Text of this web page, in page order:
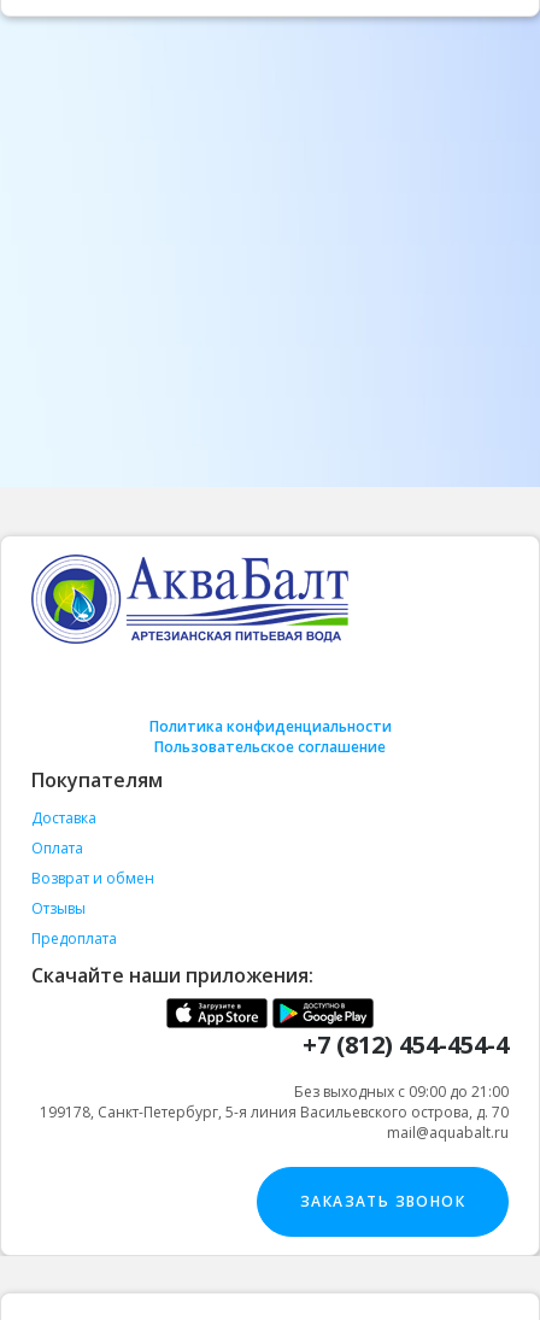
Политика конфиденциальности
Пользовательское соглашение
Покупателям
Доставка
Оплата
Возврат и обмен
Отзывы
Предоплата
Скачайте наши приложения:
+7 (812) 454-454-4
Без выходных с 09:00 до 21:00
199178, Санкт-Петербург, 5-я линия Васильевского острова, д. 70
mail@aquabalt.ru
ЗАКАЗАТЬ ЗВОНОК